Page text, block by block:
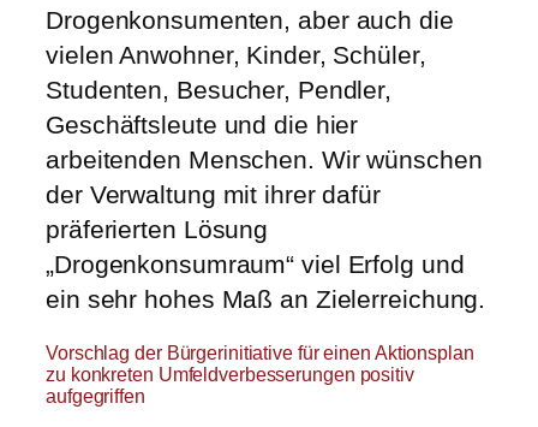
Drogenkonsumenten, aber auch die
vielen Anwohner, Kinder, Schüler,
Studenten, Besucher, Pendler,
Geschäftsleute und die hier
arbeitenden Menschen. Wir wünschen
der Verwaltung mit ihrer dafür
präferierten Lösung
„Drogenkonsumraum“ viel Erfolg und
ein sehr hohes Maß an Zielerreichung.
Vorschlag der Bürgerinitiative für einen Aktionsplan
zu konkreten Umfeldverbesserungen positiv
aufgegriffen